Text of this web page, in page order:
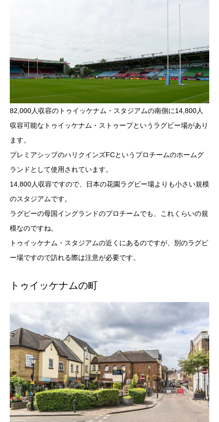
82,000人収容のトゥイッケナム・スタジアムの南側に14,800人
収容可能なトゥイッケナム・ストゥープというラグビー場があり
ます。
プレミアシップのハリクインズFCというプロチームのホームグ
ランドとして使用されています。
14,800人収容ですので、日本の花園ラグビー場よりも小さい規模
のスタジアムです。
ラグビーの母国イングランドのプロチームでも、これくらいの規
模なのですね。
トゥイッケナム・スタジアムの近くにあるのですが、別のラグビ
ー場ですので訪れる際は注意が必要です。
トゥイッケナムの町